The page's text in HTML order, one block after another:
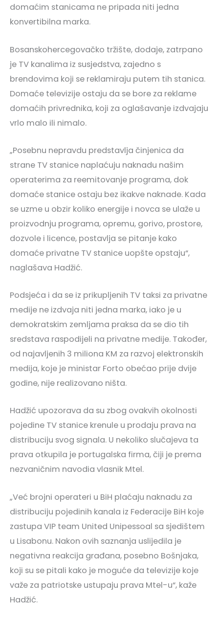
domaćim stanicama ne pripada niti jedna
konvertibilna marka.
Bosanskohercegovačko tržište, dodaje, zatrpano
je TV kanalima iz susjedstva, zajedno s
brendovima koji se reklamiraju putem tih stanica.
Domaće televizije ostaju da se bore za reklame
domaćih privrednika, koji za oglašavanje izdvajaju
vrlo malo ili nimalo.
„Posebnu nepravdu predstavlja činjenica da
strane TV stanice naplaćuju naknadu našim
operaterima za reemitovanje programa, dok
domaće stanice ostaju bez ikakve naknade. Kada
se uzme u obzir koliko energije i novca se ulaže u
proizvodnju programa, opremu, gorivo, prostore,
dozvole i licence, postavlja se pitanje kako
domaće privatne TV stanice uopšte opstaju“,
naglašava Hadžić.
Podsjeća i da se iz prikupljenih TV taksi za privatne
medije ne izdvaja niti jedna marka, iako je u
demokratskim zemljama praksa da se dio tih
sredstava raspodijeli na privatne medije. Također,
od najavljenih 3 miliona KM za razvoj elektronskih
medija, koje je ministar Forto obećao prije dvije
godine, nije realizovano ništa.
Hadžić upozorava da su zbog ovakvih okolnosti
pojedine TV stanice krenule u prodaju prava na
distribuciju svog signala. U nekoliko slučajeva ta
prava otkupila je portugalska firma, čiji je prema
nezvaničnim navodia vlasnik Mtel.
„Već brojni operateri u BiH plaćaju naknadu za
distribuciju pojedinih kanala iz Federacije BiH koje
zastupa VIP team United Unipessoal sa sjedištem
u Lisabonu. Nakon ovih saznanja uslijedila je
negativna reakcija građana, posebno Bošnjaka,
koji su se pitali kako je moguće da televizije koje
važe za patriotske ustupaju prava Mtel-u“, kaže
Hadžić.